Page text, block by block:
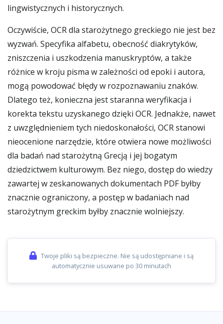
lingwistycznych i historycznych.
Oczywiście, OCR dla starożytnego greckiego nie jest bez
wyzwań. Specyfika alfabetu, obecność diakrytyków,
zniszczenia i uszkodzenia manuskryptów, a także
różnice w kroju pisma w zależności od epoki i autora,
mogą powodować błędy w rozpoznawaniu znaków.
Dlatego też, konieczna jest staranna weryfikacja i
korekta tekstu uzyskanego dzięki OCR. Jednakże, nawet
z uwzględnieniem tych niedoskonałości, OCR stanowi
nieocenione narzędzie, które otwiera nowe możliwości
dla badań nad starożytną Grecją i jej bogatym
dziedzictwem kulturowym. Bez niego, dostęp do wiedzy
zawartej w zeskanowanych dokumentach PDF byłby
znacznie ograniczony, a postęp w badaniach nad
starożytnym greckim byłby znacznie wolniejszy.
Twoje pliki są bezpieczne. Nie są udostępniane i są
automatycznie usuwane po 30 minutach